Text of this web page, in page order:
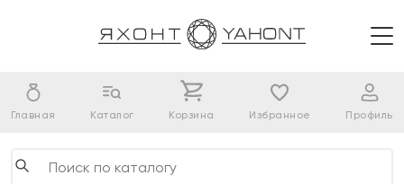
Главная Каталог Корзина Избранное Профиль